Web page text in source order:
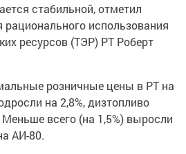
стабильной, отметил
рационального использования
ресурсов (ТЭР) РТ Роберт
розничные цены в РТ на
на 2,8%, дизтопливо
всего (на 1,5%) выросли
АИ-80.